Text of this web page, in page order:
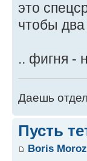
это
чтобы
.. фигня -
Даешь
Пусть
Boris